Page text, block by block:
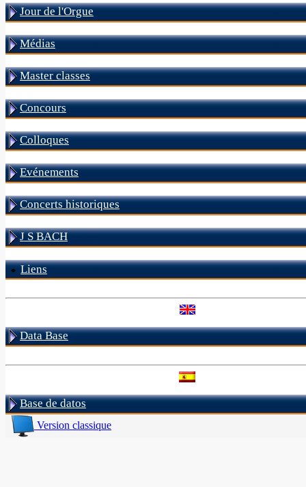
Jour de l'Orgue
Médias
Master classes
Concours
Colloques
Evénements
Concerts historiques
J S BACH
Liens
Data Base
Base de datos
Version classique